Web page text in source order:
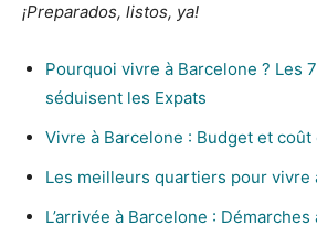
¡Preparados, listos, ya!
Pourquoi vivre à Barcelone ? Les
séduisent les Expats
Vivre à Barcelone : Budget et
Les meilleurs quartiers pour vivre
L’arrivée à Barcelone :